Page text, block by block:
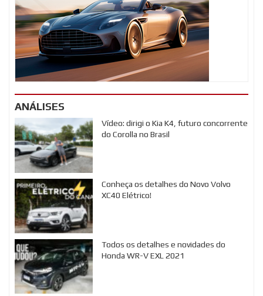
ANÁLISES
Vídeo: dirigi o Kia K4, futuro concorrente
do Corolla no Brasil
Conheça os detalhes do Novo Volvo
XC40 Elétrico!
Todos os detalhes e novidades do
Honda WR-V EXL 2021